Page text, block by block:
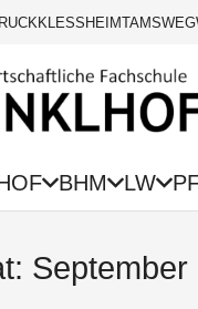
KLESSHEIMTAMSWEG
BHM LW
September